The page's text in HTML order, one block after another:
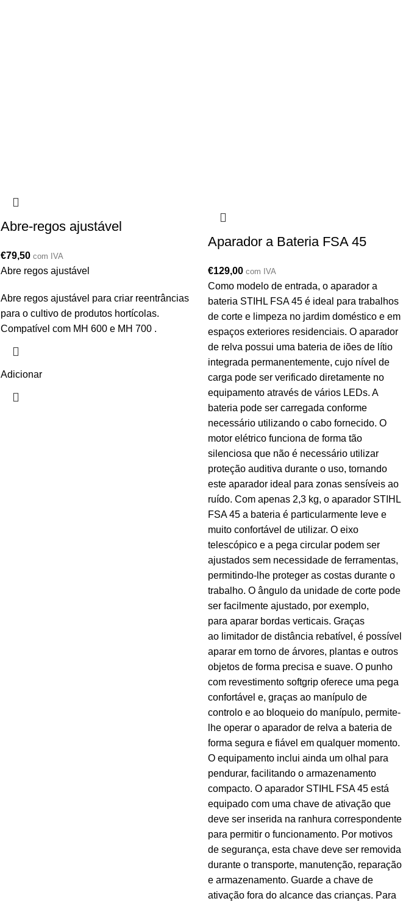
Abre-regos ajustável
€79,50 com IVA
Abre regos ajustável
Abre regos ajustável para criar reentrâncias
para o cultivo de produtos hortícolas.
Compatível com MH 600 e MH 700 .
Adicionar
Aparador a Bateria FSA 45
€129,00 com IVA
Como modelo de entrada, o aparador a
bateria STIHL FSA 45 é ideal para trabalhos
de corte e limpeza no jardim doméstico e em
espaços exteriores residenciais. O aparador
de relva possui uma bateria de iões de lítio
integrada permanentemente, cujo nível de
carga pode ser verificado diretamente no
equipamento através de vários LEDs. A
bateria pode ser carregada conforme
necessário utilizando o cabo fornecido. O
motor elétrico funciona de forma tão
silenciosa que não é necessário utilizar
proteção auditiva durante o uso, tornando
este aparador ideal para zonas sensíveis ao
ruído. Com apenas 2,3 kg, o aparador STIHL
FSA 45 a bateria é particularmente leve e
muito confortável de utilizar. O eixo
telescópico e a pega circular podem ser
ajustados sem necessidade de ferramentas,
permitindo-lhe proteger as costas durante o
trabalho. O ângulo da unidade de corte pode
ser facilmente ajustado, por exemplo,
para aparar bordas verticais. Graças
ao limitador de distância rebatível, é possível
aparar em torno de árvores, plantas e outros
objetos de forma precisa e suave. O punho
com revestimento softgrip oferece uma pega
confortável e, graças ao manípulo de
controlo e ao bloqueio do manípulo, permite-
lhe operar o aparador de relva a bateria de
forma segura e fiável em qualquer momento.
O equipamento inclui ainda um olhal para
pendurar, facilitando o armazenamento
compacto. O aparador STIHL FSA 45 está
equipado com uma chave de ativação que
deve ser inserida na ranhura correspondente
para permitir o funcionamento. Por motivos
de segurança, esta chave deve ser removida
durante o transporte, manutenção, reparação
e armazenamento. Guarde a chave de
ativação fora do alcance das crianças. Para